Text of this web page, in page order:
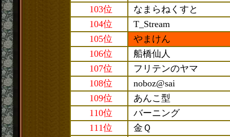
103位
なまらねくすと
104位
T_Stream
105位
やまけん
106位
船橋仙人
107位
フリテンのヤマ
108位
noboz@sai
109位
あんこ型
110位
バーニング
111位
金Ｑ